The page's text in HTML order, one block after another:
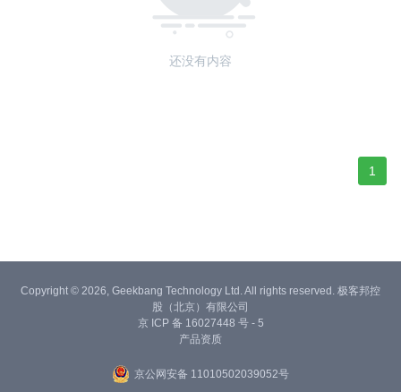
还没有内容
1
Copyright © 2026, Geekbang Technology Ltd. All rights reserved. 极客邦控
股（北京）有限公司
京 ICP 备 16027448 号 - 5
产品资质
京公网安备 11010502039052号